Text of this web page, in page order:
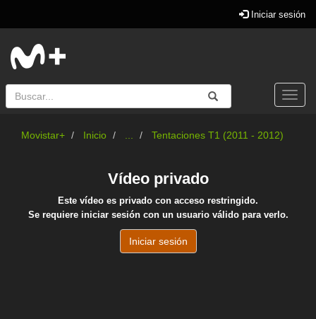
Iniciar sesión
Buscar Enviar
Buscar
Movistar+ Inicio Tentaciones T1 (2011 - 2012)